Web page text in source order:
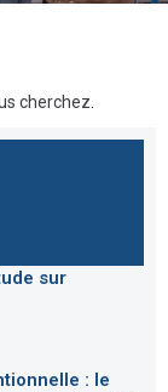
cherchez.
sur
: le